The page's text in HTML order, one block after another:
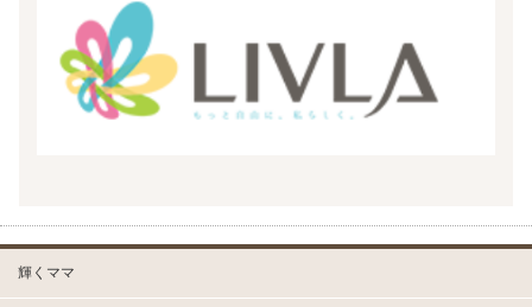
輝くママ